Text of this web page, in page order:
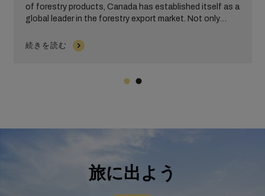
of forestry products, Canada has established itself as a
global leader in the forestry export market. Not only
(Northern Bleached Softwood Kraft) market, but they
are also known as a major producer and exporter of
続きを読む
旅に出よう